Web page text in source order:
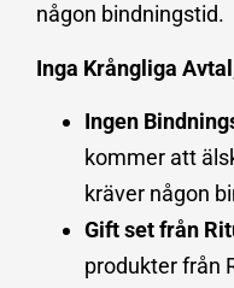
någon bindningstid.
Inga Krångliga
Ingen
kommer att
kräver någon
Gift set från
produkter från